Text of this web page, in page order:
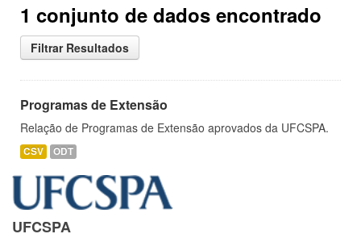
1 conjunto de dados encontrado
Filtrar Resultados
Programas de Extensão
Relação de Programas de Extensão aprovados da UFCSPA.
CSV ODT
UFCSPA